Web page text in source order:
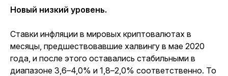
Новый низкий уровень.
Ставки инфляции в мировых криптовалютах в
месяцы, предшествовавшие халвингу в мае 2020
года, и после этого оставались стабильными в
диапазоне 3,6–4,0% и 1,8–2,0% соответственно. То